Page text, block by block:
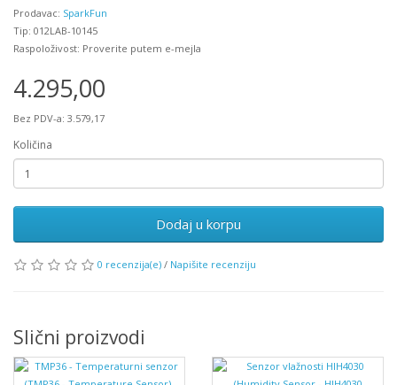
Prodavac: SparkFun
Tip: 012LAB-10145
Raspoloživost: Proverite putem e-mejla
4.295,00
Bez PDV-a: 3.579,17
Količina
Dodaj u korpu
0 recenzija(e) / Napišite recenziju
Slični proizvodi